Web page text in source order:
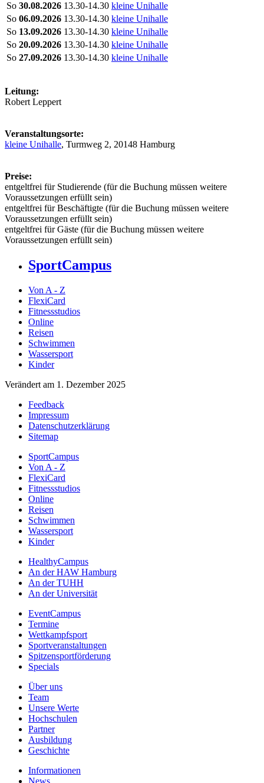
So 30.08.2026 13.30-14.30 kleine Unihalle
So 06.09.2026 13.30-14.30 kleine Unihalle
So 13.09.2026 13.30-14.30 kleine Unihalle
So 20.09.2026 13.30-14.30 kleine Unihalle
So 27.09.2026 13.30-14.30 kleine Unihalle
Leitung:
Robert Leppert
Veranstaltungsorte:
kleine Unihalle, Turmweg 2, 20148 Hamburg
Preise:
entgeltfrei für Studierende (für die Buchung müssen weitere
Voraussetzungen erfüllt sein)
entgeltfrei für Beschäftigte (für die Buchung müssen weitere
Voraussetzungen erfüllt sein)
entgeltfrei für Gäste (für die Buchung müssen weitere
Voraussetzungen erfüllt sein)
SportCampus
Von A - Z
FlexiCard
Fitnessstudios
Online
Reisen
Schwimmen
Wassersport
Kinder
Verändert am 1. Dezember 2025
Feedback
Impressum
Datenschutzerklärung
Sitemap
SportCampus
Von A - Z
FlexiCard
Fitnessstudios
Online
Reisen
Schwimmen
Wassersport
Kinder
HealthyCampus
An der HAW Hamburg
An der TUHH
An der Universität
EventCampus
Termine
Wettkampfsport
Sportveranstaltungen
Spitzensportförderung
Specials
Über uns
Team
Unsere Werte
Hochschulen
Partner
Ausbildung
Geschichte
Informationen
News